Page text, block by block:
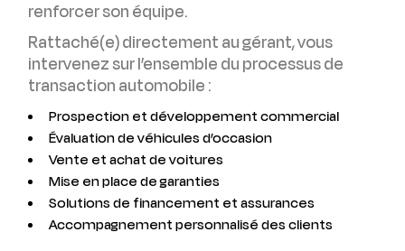
renforcer son équipe.
Rattaché(e) directement au gérant, vous
intervenez sur l’ensemble du processus de
transaction automobile :
Prospection et développement commercial
Évaluation de véhicules d’occasion
Vente et achat de voitures
Mise en place de garanties
Solutions de financement et assurances
Accompagnement personnalisé des clients